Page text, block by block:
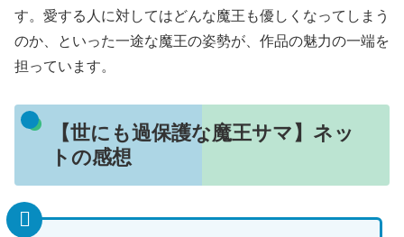
す。愛する人に対してはどんな魔王も優しくなってしまう
のか、といった一途な魔王の姿勢が、作品の魅力の一端を
担っています。
【世にも過保護な魔王サマ】ネッ
トの感想